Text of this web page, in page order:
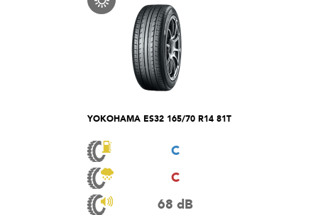
YOKOHAMA ES32 165/70 R14 81T
C
C
68 dB